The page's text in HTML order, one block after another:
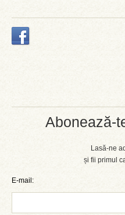
Abonează-
Lasă-ne
și fii primul
E-mail: